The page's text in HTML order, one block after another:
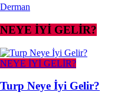
Derman
NEYE İYİ GELİR?
NEYE İYİ GELİR?
Turp Neye İyi Gelir?